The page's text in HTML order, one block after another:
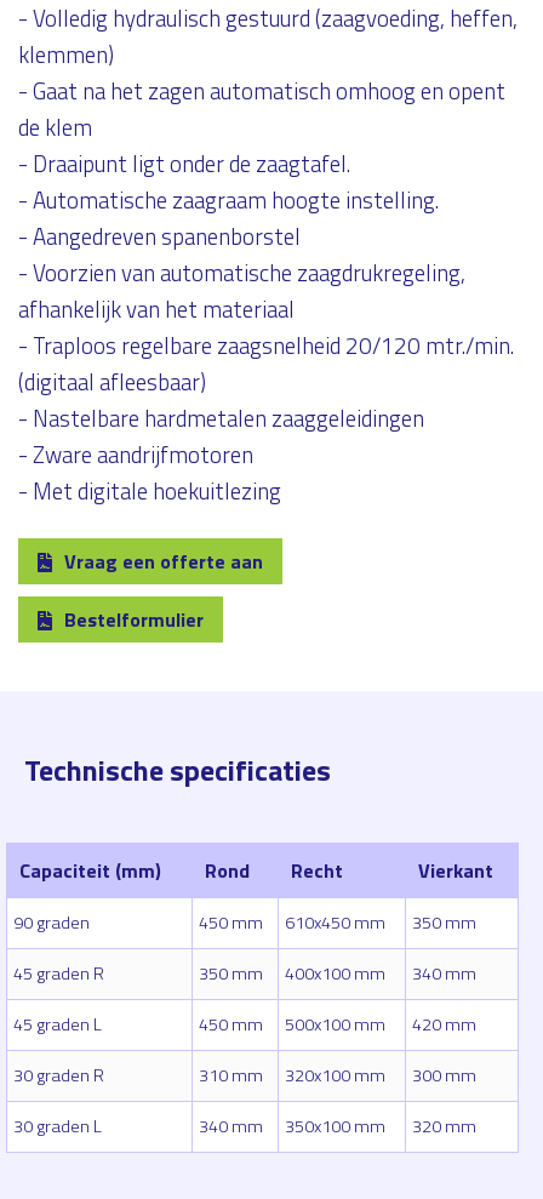
- Volledig hydraulisch gestuurd (zaagvoeding, heffen,
klemmen)
- Gaat na het zagen automatisch omhoog en opent
de klem
- Draaipunt ligt onder de zaagtafel.
- Automatische zaagraam hoogte instelling.
- Aangedreven spanenborstel
- Voorzien van automatische zaagdrukregeling,
afhankelijk van het materiaal
- Traploos regelbare zaagsnelheid 20/120 mtr./min.
(digitaal afleesbaar)
- Nastelbare hardmetalen zaaggeleidingen
- Zware aandrijfmotoren
- Met digitale hoekuitlezing
Vraag een offerte aan
Bestelformulier
Technische specificaties
Capaciteit (mm) Rond Recht Vierkant
90 graden 450 mm 610x450 mm
350 mm
45 graden R
350 mm 400x100 mm
340 mm
45 graden L
450 mm 500x100 mm
420 mm
30 graden R
310 mm 320x100 mm
300 mm
30 graden L
340 mm 350x100 mm 320 mm